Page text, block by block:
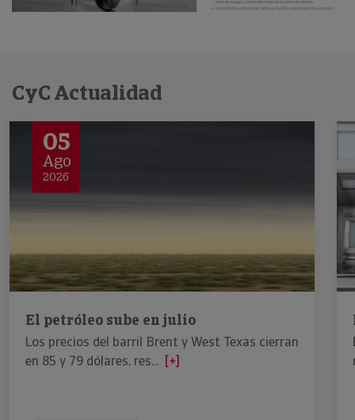
CyC Actualidad
05
Ago
2026
El petróleo sube en julio
Los precios del barril Brent y West Texas cierran
en 85 y 79 dólares, res... [+]